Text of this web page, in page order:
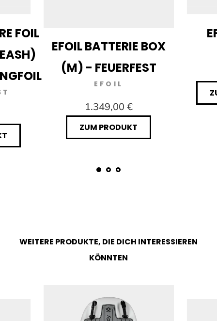
FOIL
EFOIL BATTERIE BOX
(M) - FEUERFEST
EFOIL
1.349,00 €
ZUM PRODUKT
WEITERE PRODUKTE, DIE DICH INTERESSIEREN
KÖNNTEN